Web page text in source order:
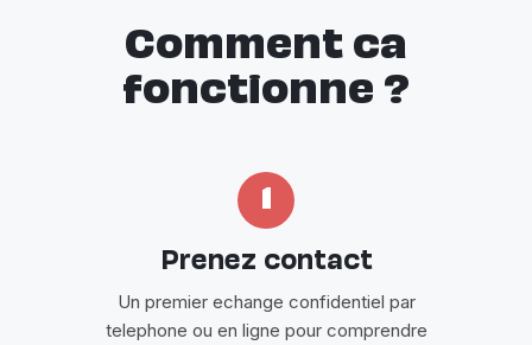
Comment ca
fonctionne ?
Prenez contact
Un premier echange confidentiel par
telephone ou en ligne pour comprendre